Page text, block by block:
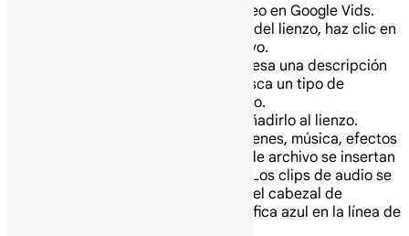
En tu computadora abre un video en Google Vids.
En el panel lateral a la derecha del lienzo, haz clic en
Contenido multimedia de archivo.
En el cuadro de búsqueda, ingresa una descripción
de lo que estás buscando o busca un tipo de
contenido multimedia específico.
Haz clic en un elemento para añadirlo al lienzo.
Consejo: Los videos, imágenes, música, efectos
de sonido, stickers y GIF de archivo se insertan
al principio de la escena. Los clips de audio se
insertan en la ubicación del cabezal de
reproducción (la línea gráfica azul en la línea de